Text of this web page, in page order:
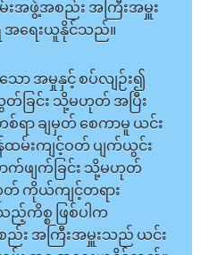
းအဖွဲ့အစည်း အကြီးအမှူး
အရေးယူနိုင်သည်။
ော အမှုနှင့် စပ်လျဉ်း၍
တ်ခြင်း သို့မဟုတ် အပြီး
ရာ ချမှတ် စေကာမူ ယင်း
မ်းကျင့်ဝတ် ပျက်ယွင်း
က်ဖျက်ခြင်း သို့မဟုတ်
တ် ကိုယ်ကျင့်တရား
ည့်ကိစ္စ ဖြစ်ပါက
း အကြီးအမှူးသည် ယင်း